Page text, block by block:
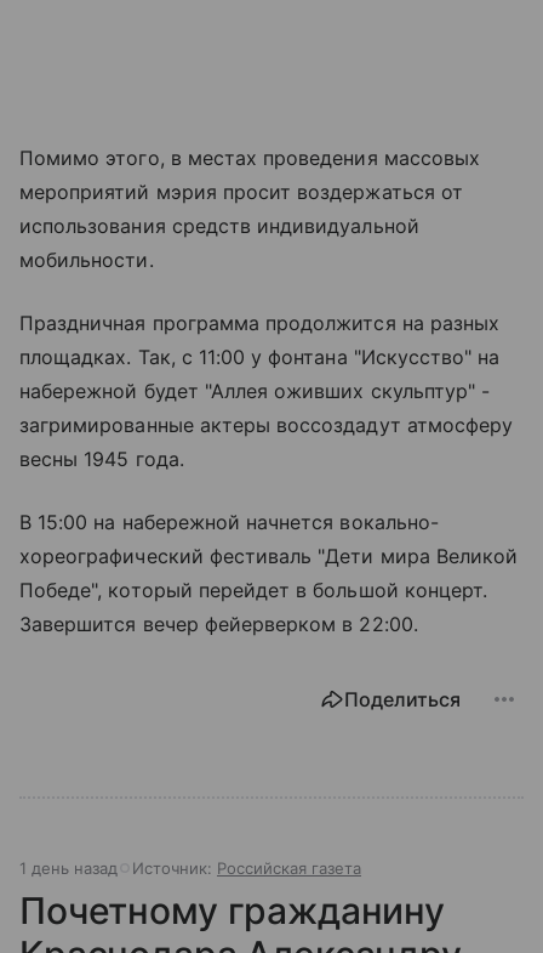
Помимо этого, в местах проведения массовых
мероприятий мэрия просит воздержаться от
использования средств индивидуальной
мобильности.
Праздничная программа продолжится на разных
площадках. Так, с 11:00 у фонтана "Искусство" на
набережной будет "Аллея оживших скульптур" -
загримированные актеры воссоздадут атмосферу
весны 1945 года.
В 15:00 на набережной начнется вокально-
хореографический фестиваль "Дети мира Великой
Победе", который перейдет в большой концерт.
Завершится вечер фейерверком в 22:00.
Поделиться
1 день назад Источник: Российская газета
Почетному гражданину